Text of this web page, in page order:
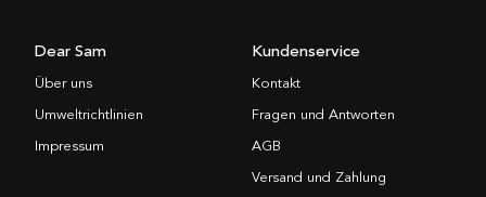
Dear Sam
Über uns
Umweltrichtlinien
Impressum
Kundenservice
Kontakt
Fragen und Antworten
AGB
Versand und Zahlung